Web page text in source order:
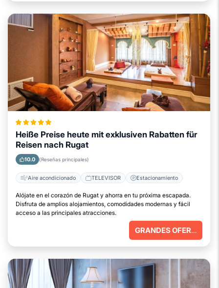
Heiße Preise heute mit exklusiven Rabatten für
Reisen nach Rugat
10.0 (Reseñas principales)
Aire acondicionado TELEVISOR Estacionamiento
Alójate en el corazón de Rugat y ahorra en tu próxima escapada.
Disfruta de amplios alojamientos, comodidades modernas y fácil
acceso a las principales atracciones.
GRANDES OFERTAS